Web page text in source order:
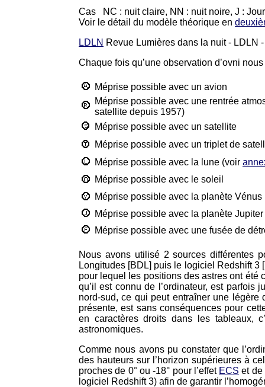
Cas NC : nuit claire, NN : nuit noire, J :
Voir le détail du modèle théorique en
LDLN Revue Lumières dans la nuit - LDLN
Chaque fois qu’une observation d’ovni
Méprise possible avec un avion
Méprise possible avec une rentrée
satellite depuis 1957)
Méprise possible avec un satellite
Méprise possible avec un triplet de
Méprise possible avec la lune (voir
Méprise possible avec le soleil
Méprise possible avec la planète Vénus
Méprise possible avec la planète Jupiter
Méprise possible avec une fusée de
Nous avons utilisé 2 sources différentes
Longitudes [BDL] puis le logiciel Redshift
pour lequel les positions des astres ont été
qu’il est connu de l’ordinateur, est parfois
nord-sud, ce qui peut entraîner une légère
présente, est sans conséquences pour
en caractères droits dans les tableaux,
astronomiques.
Comme nous avons pu constater que
des hauteurs sur l’horizon supérieures à
proches de 0° ou -18° pour l’effet ECS et de
logiciel Redshift 3) afin de garantir